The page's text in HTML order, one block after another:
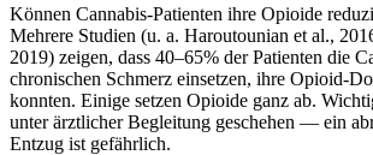
Können Cannabis-Patienten ihre Opioide
Mehrere Studien (u. a. Haroutounian et al.,
2019) zeigen, dass 40–65% der Patienten die
chronischen Schmerz einsetzen, ihre Opioid-
konnten. Einige setzen Opioide ganz ab.
unter ärztlicher Begleitung geschehen — ein
Entzug ist gefährlich.